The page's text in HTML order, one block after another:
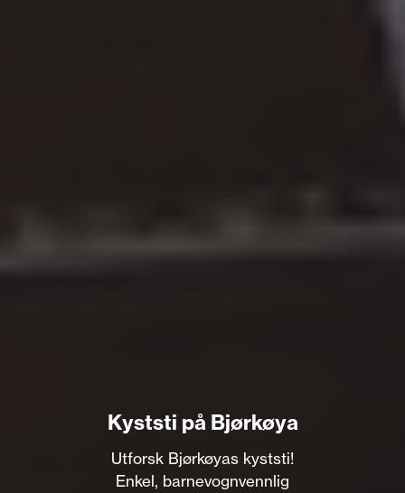
Kyststi på Bjørkøya
Utforsk Bjørkøyas kyststi!
Enkel, barnevognvennlig